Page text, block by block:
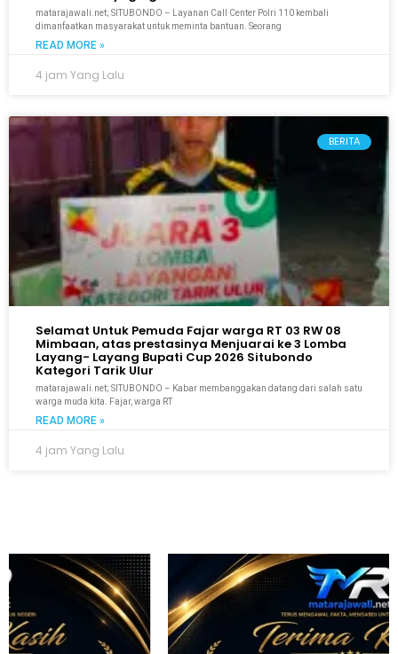
matarajawali.net; SITUBONDO – Layanan Call Center Polri 110 kembali
dimanfaatkan masyarakat untuk meminta bantuan. Seorang
READ MORE »
4 jam Yang Lalu
BERITA
Selamat Untuk Pemuda Fajar warga RT 03 RW 08
Mimbaan, atas prestasinya Menjuarai ke 3 Lomba
Layang- Layang Bupati Cup 2026 Situbondo
Kategori Tarik Ulur
matarajawali.net; SITUBONDO – Kabar membanggakan datang dari salah satu
warga muda kita. Fajar, warga RT
READ MORE »
4 jam Yang Lalu